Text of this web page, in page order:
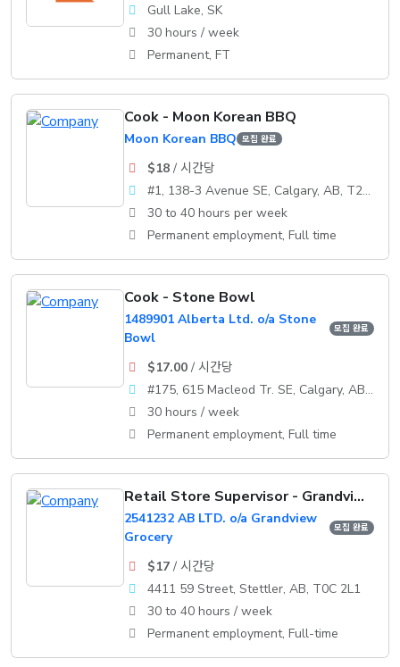
Gull Lake, SK
30 hours / week
Permanent, FT
Cook - Moon Korean BBQ
Moon Korean BBQ 모집 완료
$18/ 시간당
#1, 138-3 Avenue SE, Calgary, AB, T2G 0B7
30 to 40 hours per week
Permanent employment, Full time
Cook - Stone Bowl
1489901 Alberta Ltd. o/a Stone
Bowl
모집 완료
$17.00/ 시간당
#175, 615 Macleod Tr. SE, Calgary, AB, T2G 4T8
30 hours / week
Permanent employment, Full time
Retail Store Supervisor - Grandview Grocery
2541232 AB LTD. o/a Grandview
Grocery
모집 완료
$17/ 시간당
4411 59 Street, Stettler, AB, T0C 2L1
30 to 40 hours / week
Permanent employment, Full-time